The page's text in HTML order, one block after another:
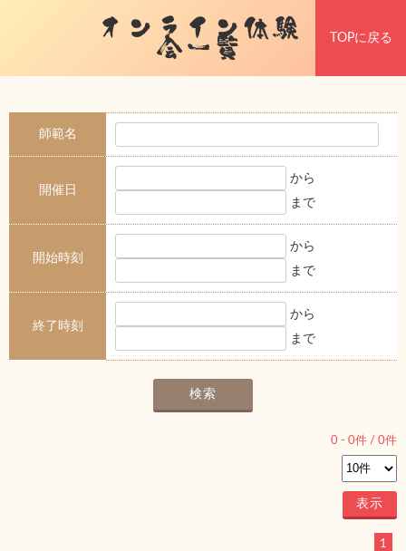
オンライン体験
会一覧 TOPに戻る
師範名
開催日
から
まで
開始時刻
から
まで
終了時刻
から
まで
0 - 0件 / 0件
1